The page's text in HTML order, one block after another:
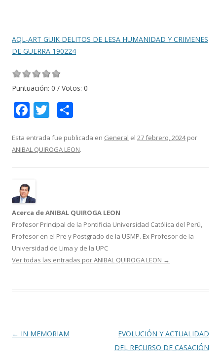
AQL-ART GUIK DELITOS DE LESA HUMANIDAD Y CRIMENES
DE GUERRA 190224
Puntuación: 0 / Votos: 0
F
e
b
o
k
T
itt
er
m
p
Esta entrada fue publicada en General el 27 febrero, 2024por
ANIBAL QUIROGA LEON.
Acerca de ANIBAL QUIROGA LEON
Profesor Principal de la Pontificia Universidad Católica del Perú,
Profesor en el Pre y Postgrado de la USMP. Ex Profesor de la
Universidad de Lima y de la UPC
Ver todas las entradas por ANIBAL QUIROGA LEON →
Navegación
← IN MEMORIAM
EVOLUCIÓN Y ACTUALIDAD
DEL RECURSO DE CASACIÓN